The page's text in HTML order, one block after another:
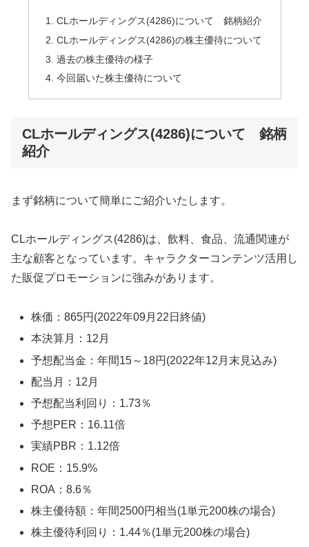
CLホールディングス(4286)について 銘柄紹介
CLホールディングス(4286)の株主優待について
過去の株主優待の様子
今回届いた株主優待について
CLホールディングス(4286)について 銘柄
紹介
まず銘柄について簡単にご紹介いたします。
CLホールディングス(4286)は、飲料、食品、流通関連が
主な顧客となっています。キャラクターコンテンツ活用し
た販促プロモーションに強みがあります。
株価：865円(2022年09月22日終値)
本決算月：12月
予想配当金：年間15～18円(2022年12月末見込み)
配当月：12月
予想配当利回り：1.73％
予想PER：16.11倍
実績PBR：1.12倍
ROE：15.9%
ROA：8.6％
株主優待額：年間2500円相当(1単元200株の場合)
株主優待利回り：1.44％(1単元200株の場合)